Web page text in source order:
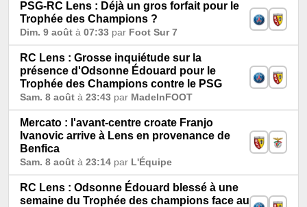
PSG-RC Lens : Déjà un gros forfait pour le
Trophée des Champions ?
Dim. 9 août à 07:33 par Foot Sur 7
RC Lens : Grosse inquiétude sur la
présence d'Odsonne Édouard pour le
Trophée des Champions contre le PSG
Sam. 8 août à 23:43 par MadeInFOOT
Mercato : l'avant-centre croate Franjo
Ivanovic arrive à Lens en provenance de
Benfica
Sam. 8 août à 23:14 par L'Équipe
RC Lens : Odsonne Édouard blessé à une
semaine du Trophée des champions face au